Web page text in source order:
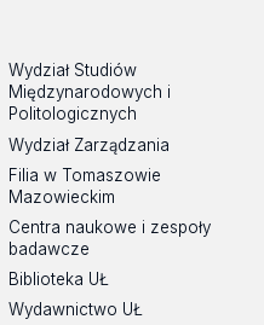
Wydział Studiów
Międzynarodowych i
Politologicznych
Wydział Zarządzania
Filia w Tomaszowie
Mazowieckim
Centra naukowe i zespoły
badawcze
Biblioteka UŁ
Wydawnictwo UŁ